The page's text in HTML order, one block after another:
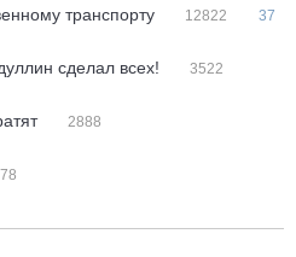
транспорту
12822 37
сделал всех! 3522
2888